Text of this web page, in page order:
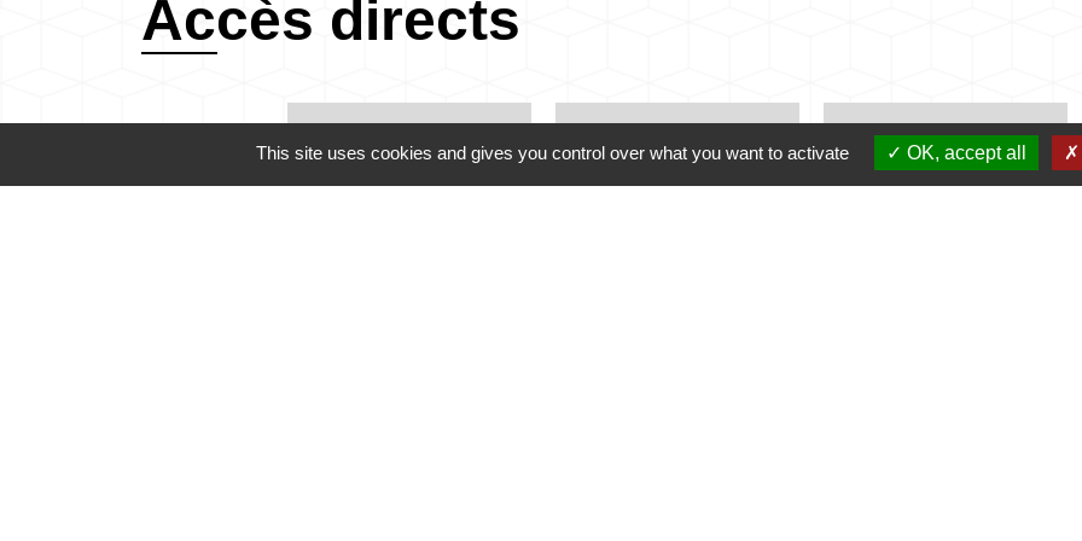
Accès directs
CONTACTER LA
MES DÉMARCHES
ADMINISTRATIVES
NUMÉROS UTILES
This site uses cookies and gives you control over what you want to activate OK, accept all